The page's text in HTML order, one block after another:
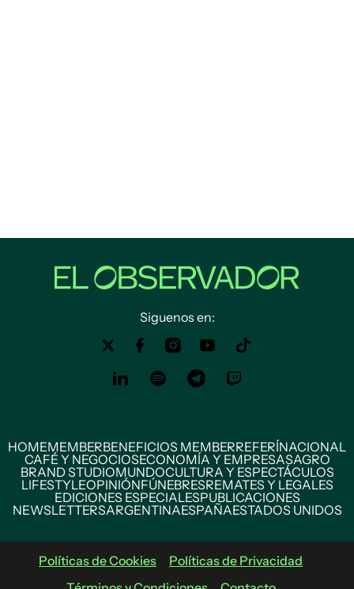
Siguenos en:
HOMEMEMBERBENEFICIOS MEMBERREFERÍNACIONAL
CAFÉ Y NEGOCIOSECONOMÍA Y EMPRESASAGRO
BRAND STUDIOMUNDOCULTURA Y ESPECTÁCULOS
LIFESTYLEOPINIÓNFÚNEBRESREMATES Y LEGALES
EDICIONES ESPECIALESPUBLICACIONES
NEWSLETTERSARGENTINAESPAÑAESTADOS UNIDOS
Políticas de Cookies
Políticas de Privacidad